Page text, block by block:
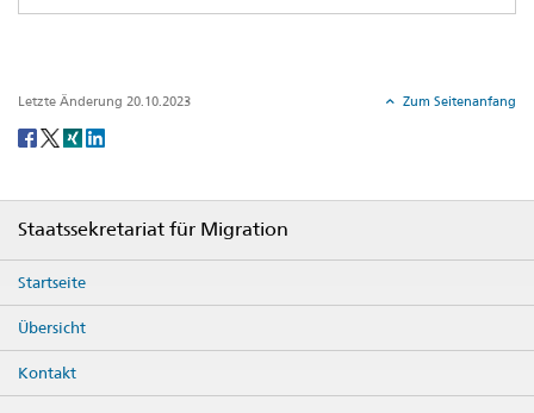
Letzte Änderung 20.10.2023 Zum Seitenanfang
Social
Staatssekretariat für Migration
Startseite
Übersicht
Kontakt